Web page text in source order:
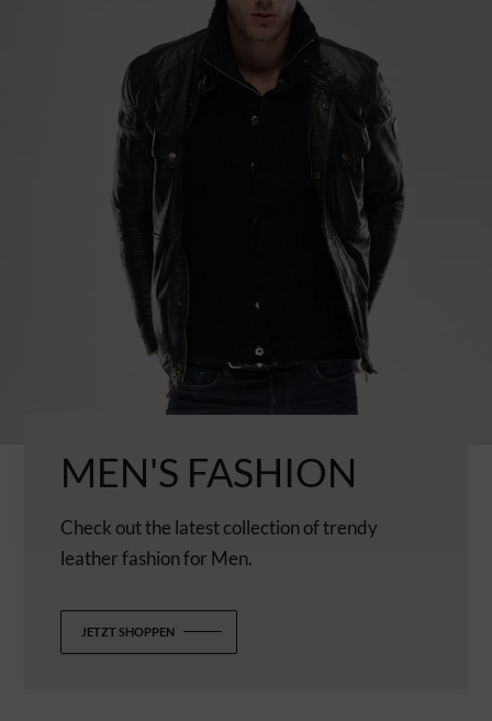
MEN'S FASHION
Check out the latest collection of trendy
leather fashion for Men.
JETZT SHOPPEN